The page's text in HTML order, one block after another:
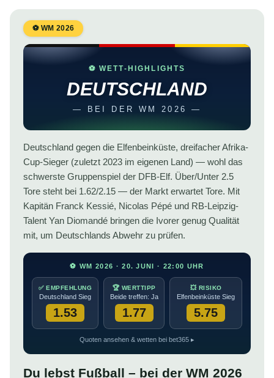
⚽ WM 2026
⚽ WETT-HIGHLIGHTS
DEUTSCHLAND
— BEI DER WM 2026 —
Deutschland gegen die Elfenbeinküste, dreifacher Afrika-
Cup-Sieger (zuletzt 2023 im eigenen Land) — wohl das
schwerste Gruppenspiel der DFB-Elf. Über/Unter 2.5
Tore steht bei 1.62/2.15 — der Markt erwartet Tore. Mit
Kapitän Franck Kessié, Nicolas Pépé und RB-Leipzig-
Talent Yan Diomandé bringen die Ivorer genug Qualität
mit, um Deutschlands Abwehr zu prüfen.
⚽ WM 2026 · 20. JUNI · 22:00 UHR
✅ EMPFEHLUNG
Deutschland Sieg
1.53
🏆 WERTTIPP
Beide treffen: Ja
1.77
💥 RISIKO
Elfenbeinküste Sieg
5.75
Quoten ansehen & wetten bei bet365 ▸
Du lebst Fußball – bei der WM 2026